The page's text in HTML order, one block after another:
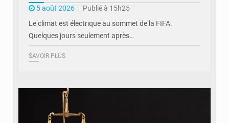
5 août 2026
Publié à 15h25
Le climat est électrique au sommet de la FIFA.
Quelques jours seulement après…
SAVOIR PLUS